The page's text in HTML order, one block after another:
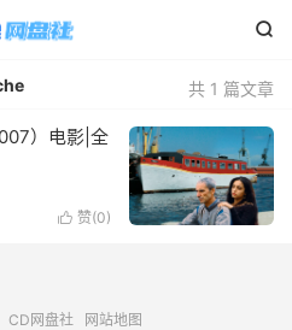

共 1 篇文章
）电影|全
 赞(0)
CD网盘社
网站地图